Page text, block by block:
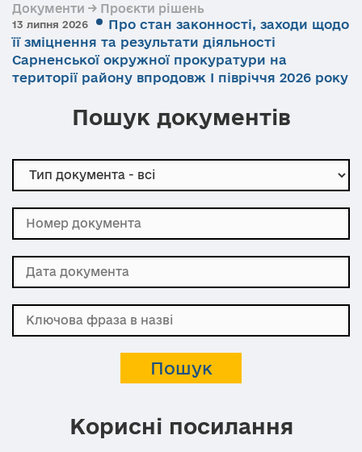
Документи → Проєкти рішень
13 липня 2026
Про стан законності, заходи щодо
її зміцнення та результати діяльності
Сарненської окружної прокуратури на
території району впродовж І півріччя 2026 року
Пошук документів
Корисні посилання